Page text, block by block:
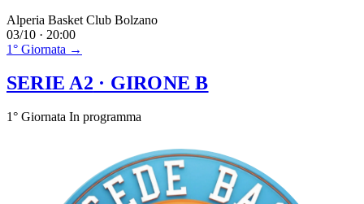
Alperia Basket Club Bolzano
03/10 · 20:00
1° Giornata →
SERIE A2 · GIRONE B
1° Giornata In programma